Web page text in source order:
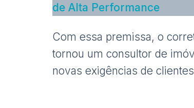
de Alta Performance
Com essa premissa, o
tornou um consultor de
novas exigências de